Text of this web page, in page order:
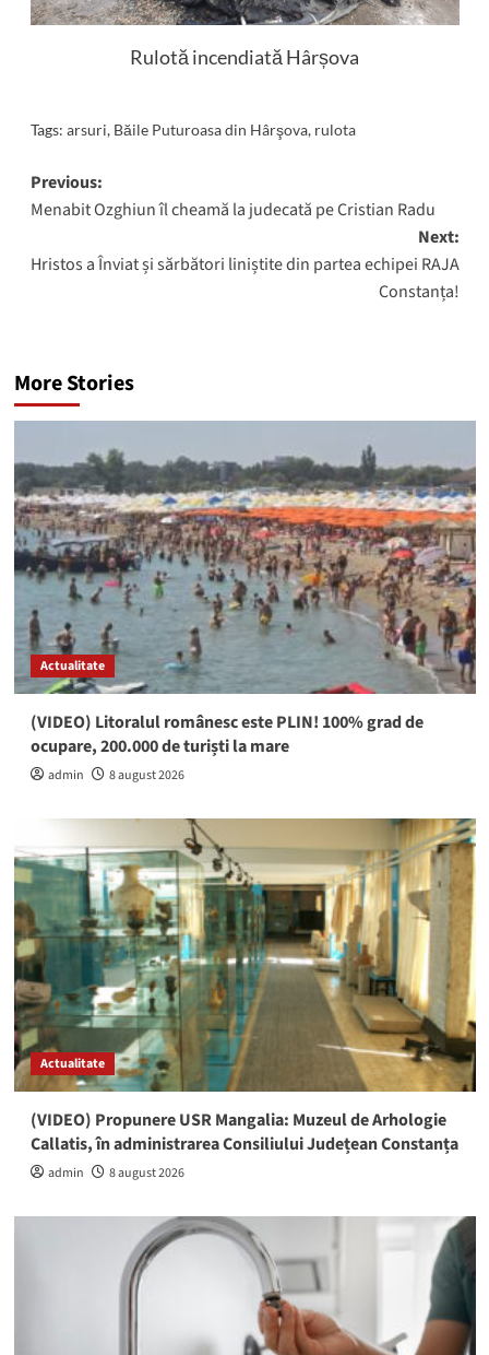
Rulotă incendiată Hârșova
Tags: arsuri, Băile Puturoasa din Hârşova, rulota
Post
navigation
Previous:
Menabit Ozghiun îl cheamă la judecată pe Cristian Radu
Next:
Hristos a Înviat și sărbători liniștite din partea echipei RAJA
Constanța!
More Stories
Actualitate
(VIDEO) Litoralul românesc este PLIN! 100% grad de
ocupare, 200.000 de turiști la mare
admin 8 august 2026
Actualitate
(VIDEO) Propunere USR Mangalia: Muzeul de Arhologie
Callatis, în administrarea Consiliului Județean Constanța
admin 8 august 2026